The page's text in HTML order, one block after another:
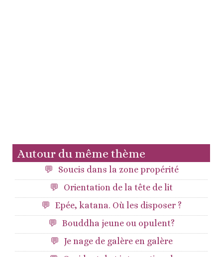
Autour du même thème
Soucis dans la zone propérité
Orientation de la tête de lit
Epée, katana. Où les disposer ?
Bouddha jeune ou opulent?
Je nage de galère en galère